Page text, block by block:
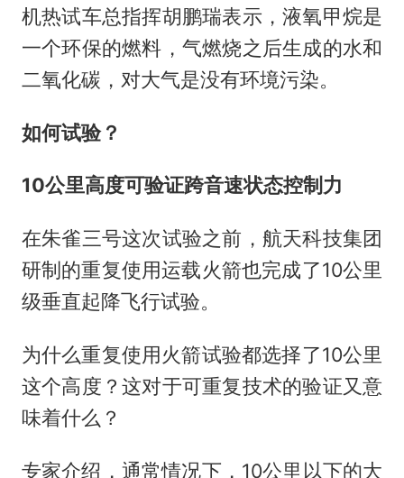
机热试车总指挥胡鹏瑞表示，液氧甲烷是
一个环保的燃料，气燃烧之后生成的水和
二氧化碳，对大气是没有环境污染。
如何试验？
10公里高度可验证跨音速状态控制力
在朱雀三号这次试验之前，航天科技集团
研制的重复使用运载火箭也完成了10公里
级垂直起降飞行试验。
为什么重复使用火箭试验都选择了10公里
这个高度？这对于可重复技术的验证又意
味着什么？
专家介绍，通常情况下，10公里以下的大